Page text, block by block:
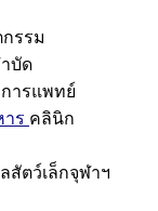
รรม
บัด
ารแพทย์
ร คลินิก
สัตว์เล็กจุฬาฯ